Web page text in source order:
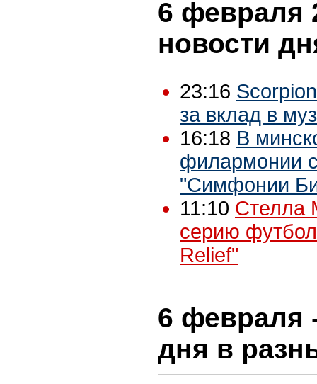
6 февраля
новости
23:16
за вклад в
16:18 В
филармонии
"Симфонии
11:10 Стелла
серию
Relief"
6 февраля
дня в